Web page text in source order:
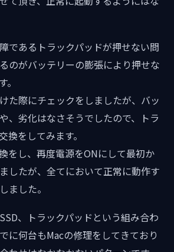
であるトラックパッドが押せない問
のがバッテリーの膨張により押せな
た際にチェックをしましたが、バッ
、劣化はなさそうでしたので、トラ
換をしてみます。
をし、再度電源をONにして最初か
したが、全てにおいて正常に動作す
ました。
、トラックパッドという組み合わ
に何台もMacの修理をしてきており